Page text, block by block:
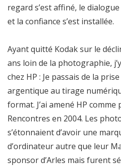
regard s’est affiné, le dialogue
et la confiance s’est installée.
Ayant quitté Kodak sur le
ans loin de la photographie,
chez HP : Je passais de la
argentique au tirage
format. J’ai amené HP
Rencontres en 2004. Les
s’étonnaient d’avoir une
d’ordinateur autre que leur
sponsor d’Arles mais furent